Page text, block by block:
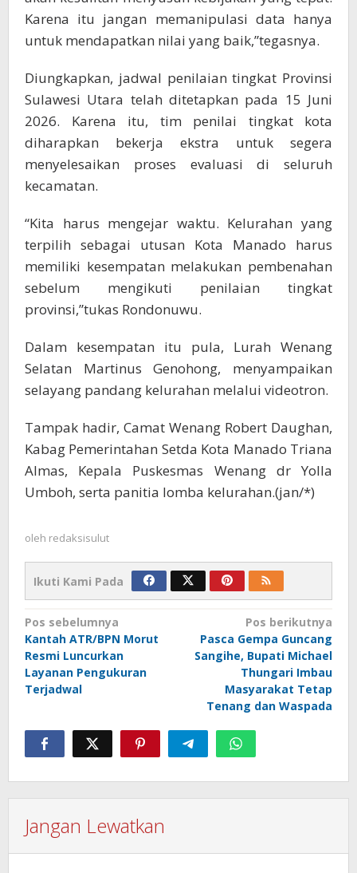
Karena itu jangan memanipulasi data hanya
untuk mendapatkan nilai yang baik,”tegasnya.
Diungkapkan, jadwal penilaian tingkat Provinsi
Sulawesi Utara telah ditetapkan pada 15 Juni
2026. Karena itu, tim penilai tingkat kota
diharapkan bekerja ekstra untuk segera
menyelesaikan proses evaluasi di seluruh
kecamatan.
“Kita harus mengejar waktu. Kelurahan yang
terpilih sebagai utusan Kota Manado harus
memiliki kesempatan melakukan pembenahan
sebelum mengikuti penilaian tingkat
provinsi,”tukas Rondonuwu.
Dalam kesempatan itu pula, Lurah Wenang
Selatan Martinus Genohong, menyampaikan
selayang pandang kelurahan melalui videotron.
Tampak hadir, Camat Wenang Robert Daughan,
Kabag Pemerintahan Setda Kota Manado Triana
Almas, Kepala Puskesmas Wenang dr Yolla
Umboh, serta panitia lomba kelurahan.(jan/*)
oleh redaksisulut
Ikuti Kami Pada
Navigasi
pos
Pos sebelumnya
Kantah ATR/BPN Morut
Resmi Luncurkan
Layanan Pengukuran
Terjadwal
Pos berikutnya
Pasca Gempa Guncang
Sangihe, Bupati Michael
Thungari Imbau
Masyarakat Tetap
Tenang dan Waspada
Jangan Lewatkan